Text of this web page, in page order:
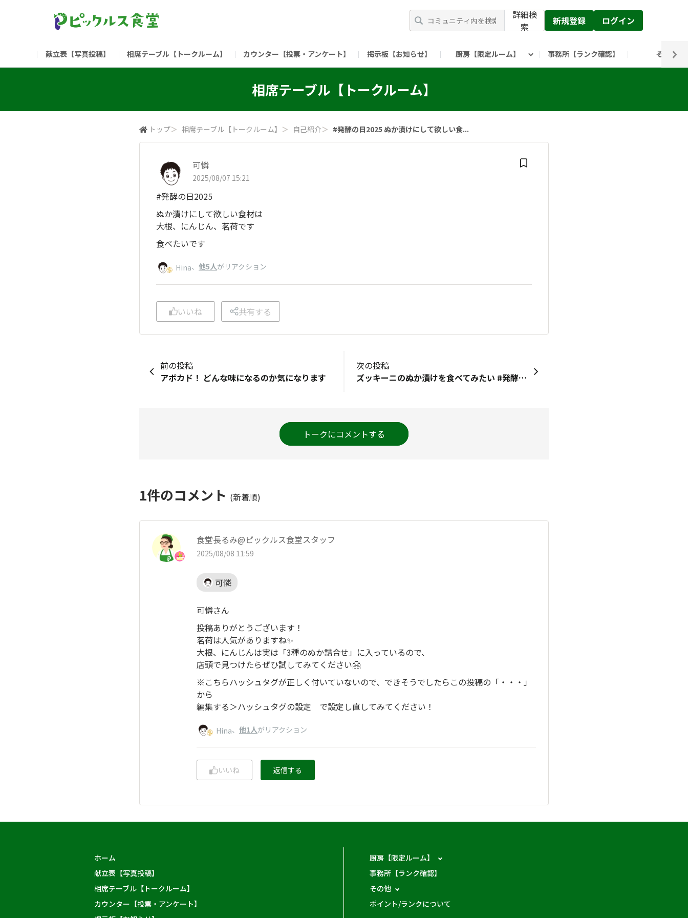
詳細検
索
新規登録 ログイン
献立表【写真投稿】 相席テーブル【トークルーム】 カウンター【投票・アンケート】 掲示板【お知らせ】 厨房【限定ルーム】 事務所【ランク確認】 その他
（リンク）ご飯がススム ブランドサイト （リンク）ピックルスコーポレーションHP （リンク）ピックルスホールディングスHP
相席テーブル【トークルーム】
トップ＞ 相席テーブル【トークルーム】 ＞ 自己紹介＞ #発酵の日2025 ぬか漬けにして欲しい食...
可憐
2025/08/07 15:21
#発酵の日2025
ぬか漬けにして欲しい食材は
大根、にんじん、茗荷です
食べたいです
Hina、 他5人がリアクション
いいね 共有する
前の投稿
アボカド！ どんな味になるのか気になります
次の投稿
ズッキーニのぬか漬けを食べてみたい #発酵の日2025
トークにコメントする
1件のコメント (新着順)
食堂長るみ@ピックルス食堂スタッフ
2025/08/08 11:59
可憐
可憐さん
投稿ありがとうございます！
茗荷は人気がありますね✨
大根、にんじんは実は「3種のぬか詰合せ」に入っているので、
店頭で見つけたらぜひ試してみてください🤗
※こちらハッシュタグが正しく付いていないので、できそうでしたらこの投稿の「・・・」
から
編集する＞ハッシュタグの設定 で設定し直してみてください！
Hina、 他1人がリアクション
いいね 返信する
ホーム
献立表【写真投稿】
相席テーブル【トークルーム】
カウンター【投票・アンケート】
厨房【限定ルーム】
事務所【ランク確認】
その他
ポイント/ランクについて